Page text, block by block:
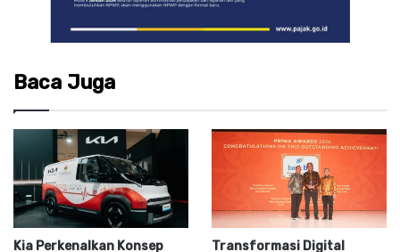
Baca Juga
Kia Perkenalkan Konsep
Transformasi Digital